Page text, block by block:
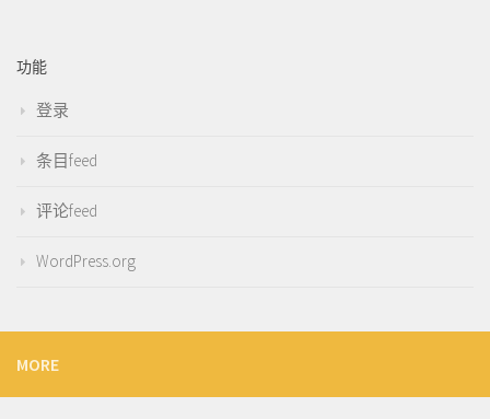
功能
登录
条目feed
评论feed
WordPress.org
MORE